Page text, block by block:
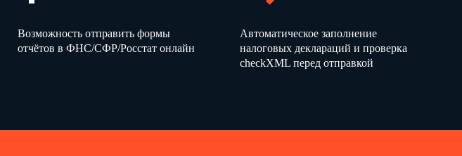
Возможность отправить формы
отчётов в ФНС/СФР/Росстат онлайн
Автоматическое заполнение
налоговых деклараций и проверка
checkXML перед отправкой